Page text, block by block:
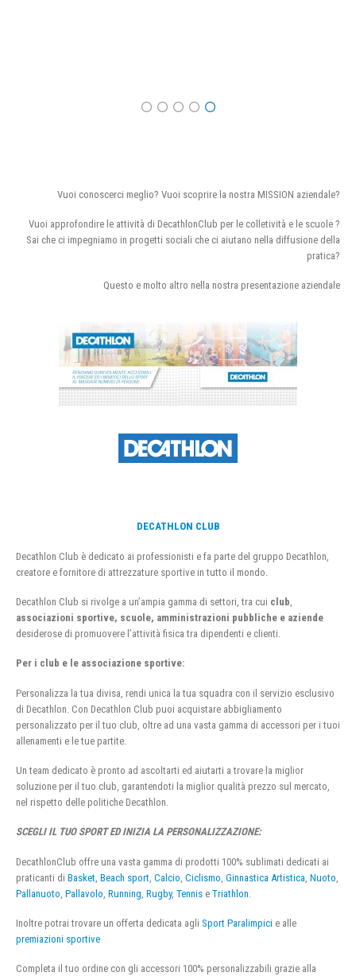
Vuoi conoscerci meglio? Vuoi scoprire la nostra MISSION aziendale?
Vuoi approfondire le attività di DecathlonClub per le colletività e le scuole ?
Sai che ci impegniamo in progetti sociali che ci aiutano nella diffusione della
pratica?
Questo e molto altro nella nostra presentazione aziendale
DECATHLON CLUB
Decathlon Club è dedicato ai professionisti e fa parte del gruppo Decathlon,
creatore e fornitore di attrezzature sportive in tutto il mondo.
Decathlon Club si rivolge a un’ampia gamma di settori, tra cui club
associazioni sportive, scuole, amministrazioni pubbliche e aziende
desiderose di promuovere l’attività fisica tra dipendenti e clienti.
Per i club e le associazione sportive:
Personalizza la tua divisa, rendi unica la tua squadra con il servizio esclusivo
di Decathlon. Con Decathlon Club puoi acquistare abbigliamento
personalizzato per il tuo club, oltre ad una vasta gamma di accessori per i tuoi
allenamenti e le tue partite.
Un team dedicato è pronto ad ascoltarti ed aiutarti a trovare la miglior
soluzione per il tuo club, garantendoti la miglior qualità prezzo sul mercato,
nel rispetto delle politiche Decathlon.
SCEGLI IL TUO SPORT ED INIZIA LA PERSONALIZZAZIONE:
DecathlonClub offre una vasta gamma di prodotti 100% sublimati dedicati ai
praticanti di Basket Beach sport Calcio Ciclismo Ginnastica Artistica Nuoto
Pallanuoto Pallavolo Running Rugby, Tennis e Triathlon
Inoltre potrai trovare un offerta dedicata agli Sport Paralimpici e alle
premiazioni sportive
Completa il tuo ordine con gli accessori 100% personalizzabili grazie alla